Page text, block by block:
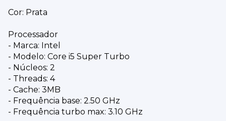
Cor: Prata
Processador
- Marca: Intel
- Modelo: Core i5 Super Turbo
- Núcleos: 2
- Threads: 4
- Cache: 3MB
- Frequência base: 2.50 GHz
- Frequência turbo max: 3.10 GHz